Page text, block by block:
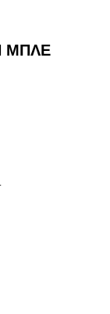
ΜΠΛΕ